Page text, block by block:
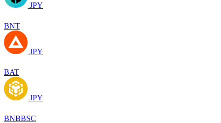
JPY
BNT
JPY
BAT
JPY
BNBBSC